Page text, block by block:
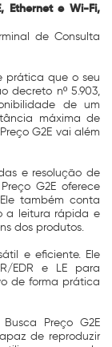
Ethernet e Wi-Fi,
de Consulta
prática que o seu
decreto nº 5.903,
de um
máxima de
G2E vai além
e resolução de
G2E oferece
também conta
a leitura rápida e
dos produtos.
e eficiente. Ele
EDR e LE para
de forma prática
Preço G2E
de reproduzir